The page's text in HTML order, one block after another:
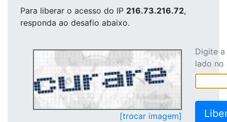
Para liberar o acesso do IP 216.73.216.72,
responda ao desafio abaixo.
[trocar imagem]
Digite
lado no